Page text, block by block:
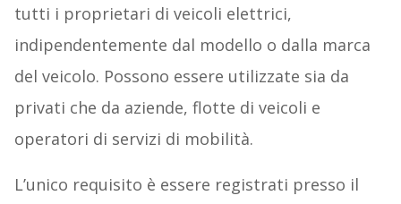
tutti i proprietari di veicoli elettrici,
indipendentemente dal modello o dalla marca
del veicolo. Possono essere utilizzate sia da
privati che da aziende, flotte di veicoli e
operatori di servizi di mobilità.
L’unico requisito è essere registrati presso il